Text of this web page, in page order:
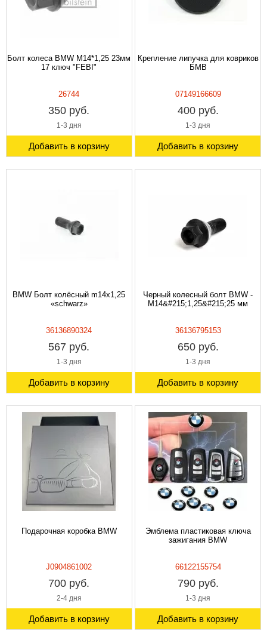
Болт колеса BMW М14*1,25 23мм
17 ключ "FEBI"
26744
350 руб.
1-3 дня
Добавить в корзину
Крепление липучка для ковриков
БМВ
07149166609
400 руб.
1-3 дня
Добавить в корзину
BMW Болт колёсный m14x1,25
«schwarz»
36136890324
567 руб.
1-3 дня
Добавить в корзину
Черный колесный болт BMW -
M14&#215;1,25&#215;25 мм
36136795153
650 руб.
1-3 дня
Добавить в корзину
Подарочная коробка BMW
J0904861002
700 руб.
2-4 дня
Добавить в корзину
Эмблема пластиковая ключа
зажигания BMW
66122155754
790 руб.
1-3 дня
Добавить в корзину